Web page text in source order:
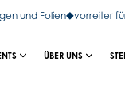
und Folien vorreiter
ÜBER UNS